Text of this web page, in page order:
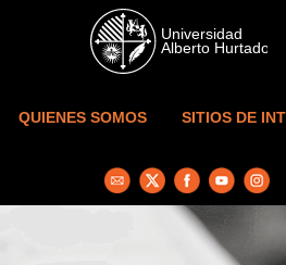
Skip to main content
QUIENES SOMOS SITIOS DE